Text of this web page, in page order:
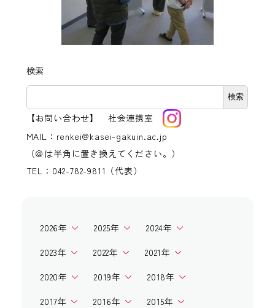
検索
検索
【お問い合わせ】 社会連携室
MAIL：renkei@kasei-gakuin.ac.jp
（＠は半角に置き換えてください。）
TEL：042-782-9811（代表）
2026年 2025年
2024年
2023年
2022年
2021年
2020年
2019年
2018年
2017年
2016年
2015年